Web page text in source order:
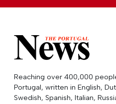
Reaching over 400,000
Portugal, written in English,
Swedish, Spanish, Italian,